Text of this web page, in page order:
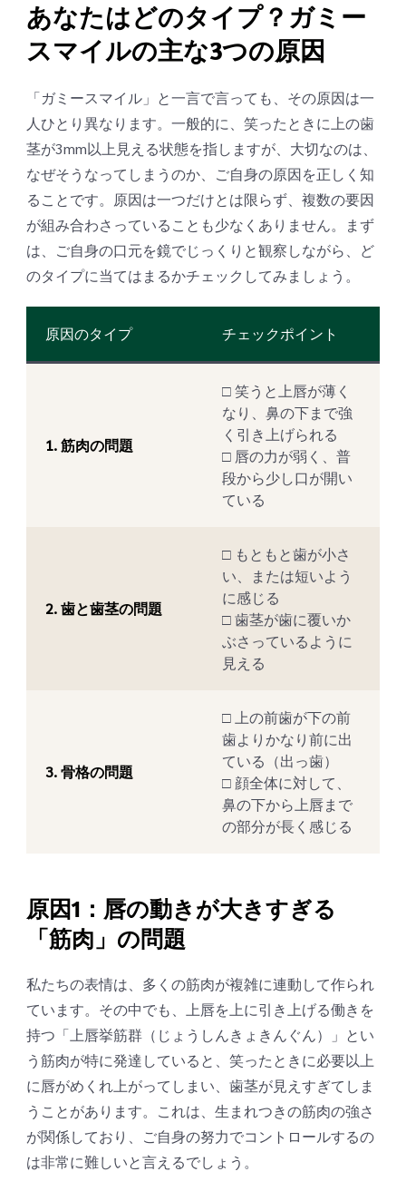
あなたはどのタイプ？ガミー
スマイルの主な3つの原因
「ガミースマイル」と一言で言っても、その原因は一
人ひとり異なります。一般的に、笑ったときに上の歯
茎が3mm以上見える状態を指しますが、大切なのは、
なぜそうなってしまうのか、ご自身の原因を正しく知
ることです。原因は一つだけとは限らず、複数の要因
が組み合わさっていることも少なくありません。まず
は、ご自身の口元を鏡でじっくりと観察しながら、ど
のタイプに当てはまるかチェックしてみましょう。
原因のタイプ チェックポイント
1. 筋肉の問題
□ 笑うと上唇が薄く
なり、鼻の下まで強
く引き上げられる
□ 唇の力が弱く、普
段から少し口が開い
ている
2. 歯と歯茎の問題
□ もともと歯が小さ
い、または短いよう
に感じる
□ 歯茎が歯に覆いか
ぶさっているように
見える
3. 骨格の問題
□ 上の前歯が下の前
歯よりかなり前に出
ている（出っ歯）
□ 顔全体に対して、
鼻の下から上唇まで
の部分が長く感じる
原因1：唇の動きが大きすぎる
「筋肉」の問題
私たちの表情は、多くの筋肉が複雑に連動して作られ
ています。その中でも、上唇を上に引き上げる働きを
持つ「上唇挙筋群（じょうしんきょきんぐん）」とい
う筋肉が特に発達していると、笑ったときに必要以上
に唇がめくれ上がってしまい、歯茎が見えすぎてしま
うことがあります。これは、生まれつきの筋肉の強さ
が関係しており、ご自身の努力でコントロールするの
は非常に難しいと言えるでしょう。